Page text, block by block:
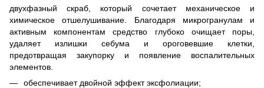
двухфазный скраб, который сочетает механическое и
химическое отшелушивание. Благодаря микрогранулам и
активным компонентам средство глубоко очищает поры,
удаляет излишки себума и ороговевшие клетки,
предотвращая закупорку и появление воспалительных
элементов.
обеспечивает двойной эффект эксфолиации;